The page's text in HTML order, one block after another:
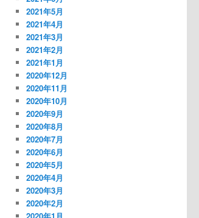
2021年5月
2021年4月
2021年3月
2021年2月
2021年1月
2020年12月
2020年11月
2020年10月
2020年9月
2020年8月
2020年7月
2020年6月
2020年5月
2020年4月
2020年3月
2020年2月
2020年1月